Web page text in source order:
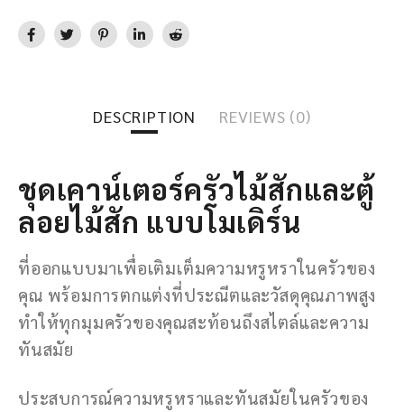
DESCRIPTION REVIEWS (0)
ชุดเคาน์เตอร์ครัวไม้สักและตู้
ลอยไม้สัก แบบโมเดิร์น
ที่ออกแบบมาเพื่อเติมเต็มความหรูหราในครัวของ
คุณ พร้อมการตกแต่งที่ประณีตและวัสดุคุณภาพสูง
ทำให้ทุกมุมครัวของคุณสะท้อนถึงสไตล์และความ
ทันสมัย
ประสบการณ์ความหรูหราและทันสมัยในครัวของ